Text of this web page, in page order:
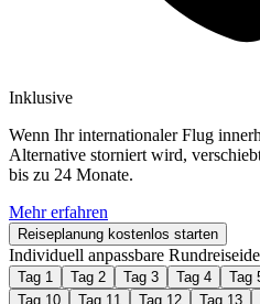
Inklusive
Wenn Ihr internationaler Flug
Alternative storniert wird,
bis zu 24 Monate.
Mehr erfahren
Reiseplanung kostenlos starten
Individuell anpassbare
Tag 1 Tag 2 Tag 3 Tag 4 Tag
Tag 10
Tag 11 Tag 12 Tag 13